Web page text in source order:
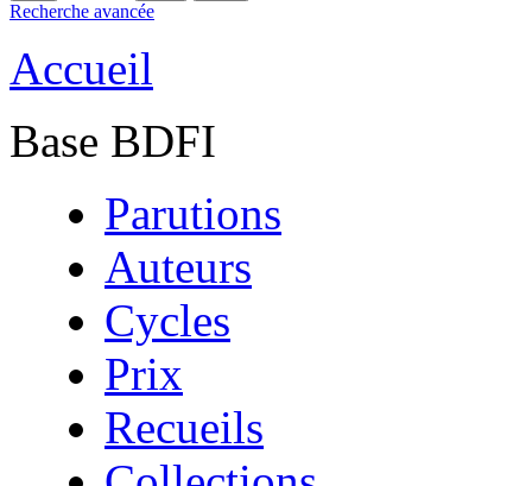
Recherche avancée
Accueil
Base BDFI
Parutions
Auteurs
Cycles
Prix
Recueils